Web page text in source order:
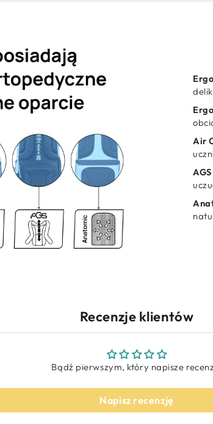
Air
Recenzje klientów
Bądź pierwszym, który napisze
Napisz recenzję